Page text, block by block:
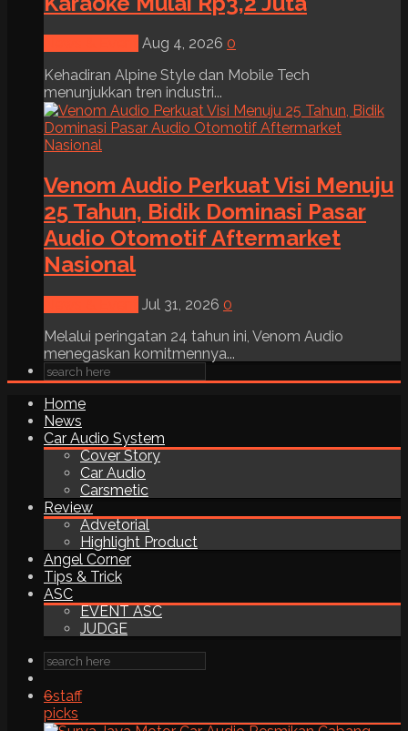
Aug 4, 2026 0
Kehadiran Alpine Style dan Mobile Tech
menunjukkan tren industri...
Venom Audio Perkuat Visi Menuju
25 Tahun, Bidik Dominasi Pasar
Audio Otomotif Aftermarket
Nasional
Jul 31, 2026 0
Melalui peringatan 24 tahun ini, Venom Audio
menegaskan komitmennya...
Home
News
Car Audio System
Cover Story
Car Audio
Carsmetic
Review
Advetorial
Highlight Product
Angel Corner
Tips & Trick
ASC
EVENT ASC
JUDGE
6staff
picks